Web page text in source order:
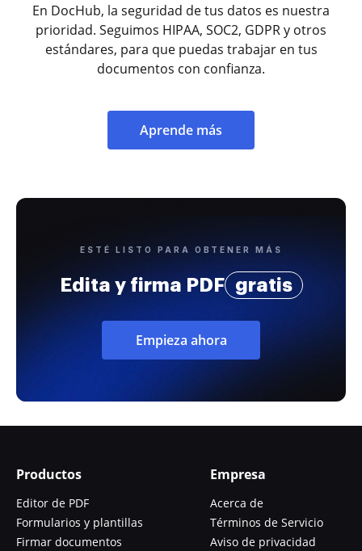
En DocHub, la seguridad de tus datos es nuestra
prioridad. Seguimos HIPAA, SOC2, GDPR y otros
estándares, para que puedas trabajar en tus
documentos con confianza.
Aprende más
ESTÉ LISTO PARA OBTENER MÁS
Edita y firma PDF gratis
Empieza ahora
Productos
Editor de PDF
Formularios y plantillas
Firmar documentos
Empresa
Acerca de
Términos de Servicio
Aviso de privacidad